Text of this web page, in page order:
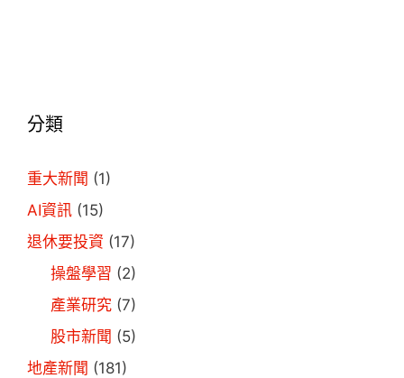
分類
重大新聞 (1)
AI資訊 (15)
退休要投資 (17)
操盤學習 (2)
產業研究(7)
股市新聞 (5)
地產新聞 (181)